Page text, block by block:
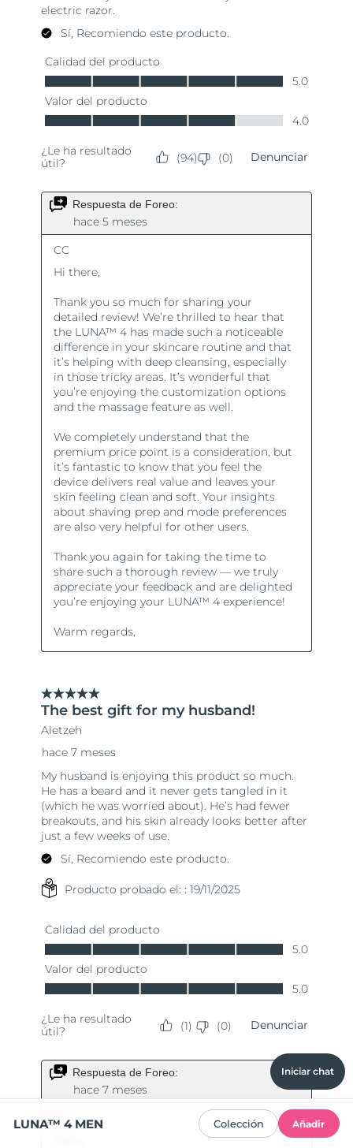
Iniciar chat
LUNA™ 4 MEN Colección Añadir